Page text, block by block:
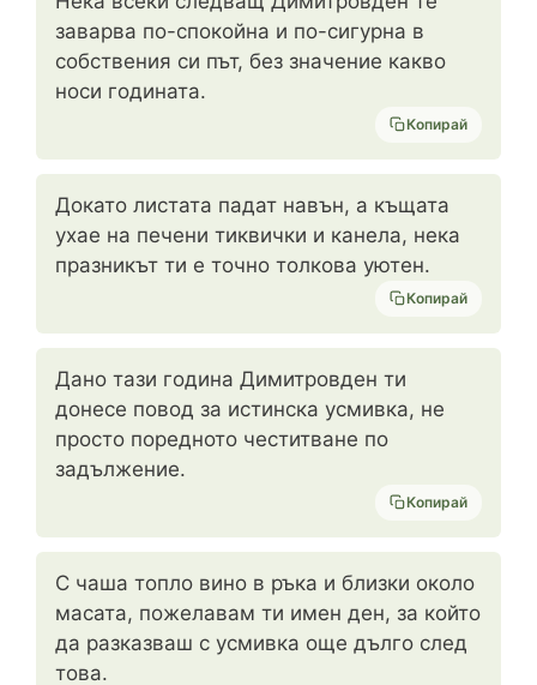
заварва по-спокойна и по-сигурна в
собствения си път, без значение какво
носи годината.
Копирай
Докато листата падат навън, а къщата
ухае на печени тиквички и канела, нека
празникът ти е точно толкова уютен.
Копирай
Дано тази година Димитровден ти
донесе повод за истинска усмивка, не
просто поредното честитване по
задължение.
Копирай
С чаша топло вино в ръка и близки около
масата, пожелавам ти имен ден, за който
да разказваш с усмивка още дълго след
това.